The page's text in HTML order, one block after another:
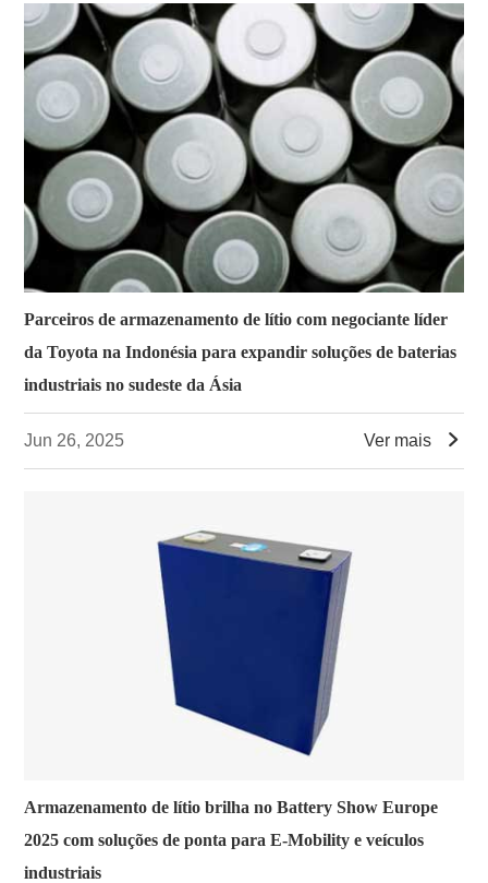
Parceiros de armazenamento de lítio com negociante líder
da Toyota na Indonésia para expandir soluções de baterias
industriais no sudeste da Ásia
Jun 26, 2025 Ver mais 
Armazenamento de lítio brilha no Battery Show Europe
2025 com soluções de ponta para E-Mobility e veículos
industriais